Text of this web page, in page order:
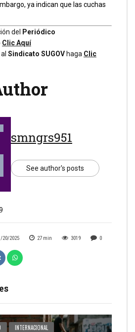
20/2025 27 min 3019 0
INTERNACIONAL
ya indican que las cuchas
del
Periódico
Clic Aquí
Sindicato SUGOV haga Clic
smngrs951
See author's posts